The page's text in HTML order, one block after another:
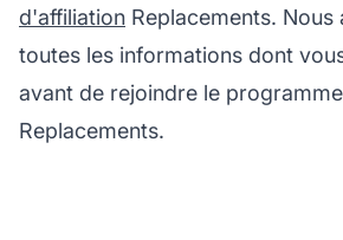
d'affiliation Replacements.
toutes les informations dont
avant de rejoindre le
Replacements.